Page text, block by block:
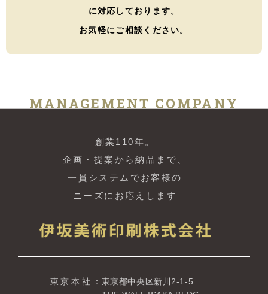
に対応しております。
お気軽にご相談ください。
MANAGEMENT COMPANY
創業110年。
企画・提案から納品まで、
一貫システムでお客様の
ニーズにお応えします
東京本社
：東京都中央区新川2-1-5